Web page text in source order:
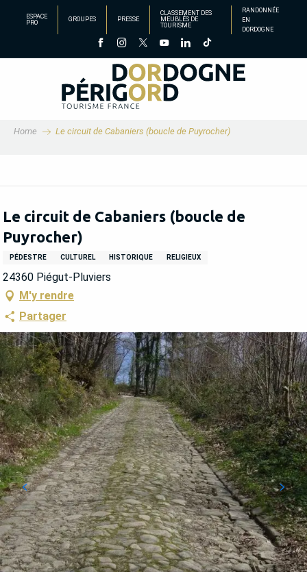
principal
ESPACE
PRO
GROUPES PRESSE
CLASSEMENT DES
MEUBLÉS DE
TOURISME
RANDONNÉE
EN
DORDOGNE
Home Le circuit de Cabaniers (boucle de Puyrocher)
Le circuit de Cabaniers (boucle de
Puyrocher)
PÉDESTRE CULTUREL HISTORIQUE RELIGIEUX
24360 Piégut-Pluviers
M'y rendre
Partager